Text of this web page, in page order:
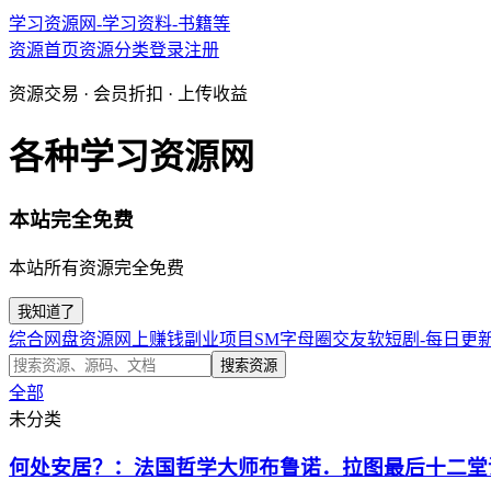
学习资源网-学习资料-书籍等
资源首页资源分类登录注册
资源交易 · 会员折扣 · 上传收益
各种学习资源网
本站完全免费
本站所有资源完全免费
我知道了
综合网盘资源 网上赚钱副业项目 SM字母圈交友软短剧-每日更
搜索资源
全部
未分类
何处安居？：法国哲学大师布鲁诺．拉图最后十二